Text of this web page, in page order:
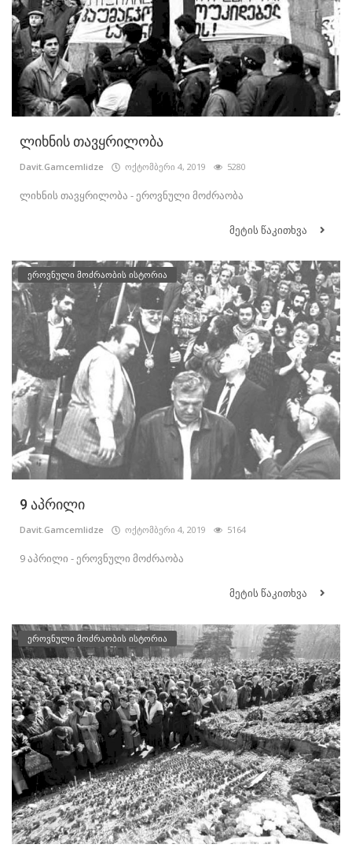
ლიხნის თავყრილობა
Davit.Gamcemlidze ოქტომბერი 4, 2019 5280
ლიხნის თავყრილობა - ეროვნული მოძრაობა
მეტის წაკითხვა
ეროვნული მოძრაობის ისტორია
9 აპრილი
Davit.Gamcemlidze ოქტომბერი 4, 2019 5164
9 აპრილი - ეროვნული მოძრაობა
მეტის წაკითხვა
ეროვნული მოძრაობის ისტორია